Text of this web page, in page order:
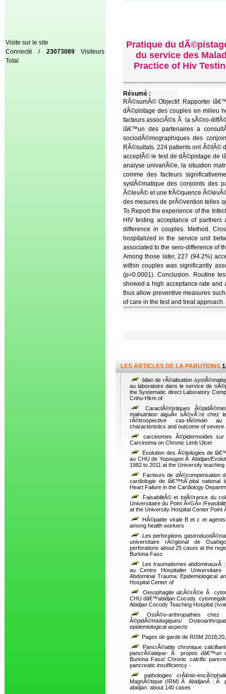
Visite sur le site
Connecté / 23073089Visiteurs
Total
Pratique du
du service des
Practice of Hiv
Résumé :
RÃ©sumÃ© Objectif. Rapporter
dÃ©pistage des couples en milieu
facteurs associÃ©s Ã la sÃ©ro-
lâ€™un des partenaires a
sociodÃ©mographiques des
RÃ©sultats. 224 patients ont Ã©tÃ©
acceptÃ© le test de dÃ©pistage de
analyse univariÃ©e, la situation
comme des facteurs
systÃ©matique des conjoints des
Ã©levÃ© et une frÃ©quence
des mesures de prÃ©vention telles
To Report the experience of the
HIV testing acceptance of
difference in couples. Method.
hospitalized in the service unit
associated to the sero-difference of
Among those later, 227 (94.2%)
within couples was significantly
(p=0.0001). Conclusion. Routine
showed a high acceptance rate and
thus allow preventive measures
of care in the test and treat approach.
LES ARTICLES DE LA PARUTIONS
bilan de rÃ©alisation
au laboratoire dans le service de
the Systematic direct Laboratory
Cnhu-Hkm of
CaractÃ©ristiques
malnutrition aiguÃ« sÃ©vÃ¨re
rÃ©trospective cas-tÃ©moin au
characteristics and outcome of severe
carcinomes Ã©pidermoides
Carcinoma on Chronic Limb Ulcer
Evolution des Ã©tiologies de
au CHU de Yopougon Ã Abidjan/
1982 to 2011 at the University
Facteurs de dÃ©compensation
cardiologie de lâ€™hÃ´pital national
Heart Failure in the Cardiology
FaisabilitÃ© et tolÃ©rance du
Universitaire du Point Â«GÂ» /
at the University Hospital Center Point
HÃ©patite virale B et c et
among health workers
Les perforations
universitaire rÃ©gional de
perforations about 25 cases at the
Burkina Faso
Les traumatismes abdominauxÂ
au Centre Hospitalier
Abdominal Trauma: Epidemiological
Hospital Center of
Oesophagite ulcÃ©rÃ©e Ã
CHU dâ€™abidjan Cocody.
Abidjan Cocody Teaching Hospital
OstÃ©o-arthropathies
Ã©pidÃ©miologiques/
epidemiological aspects
Pages de garde de RISM
PancrÃ©atite chronique
pancrÃ©atique- Ã propos dâ€™un
Burkina Faso/ Chronic calcific
pancreatic insufficiency -
pathologies crÃ¢nio-
MagnÃ©tique (IRM) Ã AbidjanÂ : Ã
abidjan: about 140 cases